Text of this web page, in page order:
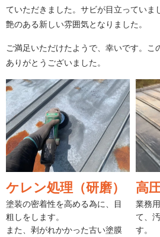
ていただきました。サビが目立っていま
艶のある新しい雰囲気となりました。
ご満足いただけたようで、幸いです。こ
ありがとうございました。
ケレン処理（研磨）
塗装の密着性を高める為に、目
粗しをします。
また、剥がれかかった古い塗膜
高
業務
て、
す。